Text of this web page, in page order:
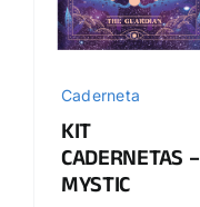
Caderneta
KIT
CADERNETAS –
MYSTIC